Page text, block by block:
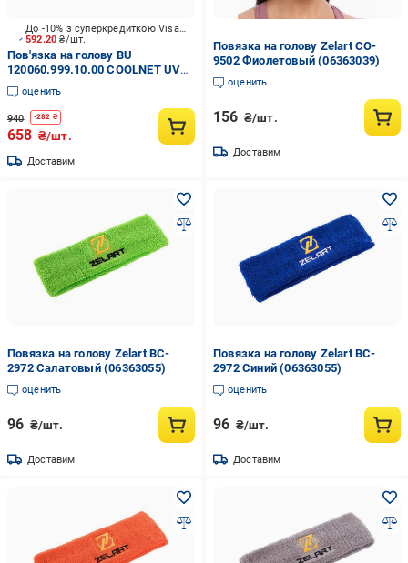
592.20₴/шт.
До -10% з суперкредиткою Visa Вигода
Пов'язка на голову BU
120060.999.10.00 COOLNET UV+
SLIM HEADBAND Buff SS22
оценить
940 -282 ₴
658 ₴/шт.
Доставим
Повязка на голову Zelart CO-
9502 Фиолетовый (06363039)
оценить
156 ₴/шт.
Доставим
Повязка на голову Zelart BC-
2972 Салатовый (06363055)
оценить
96 ₴/шт.
Доставим
Повязка на голову Zelart BC-
2972 Синий (06363055)
оценить
96 ₴/шт.
Доставим